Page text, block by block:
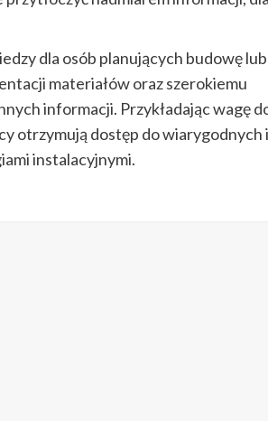
dla osób planujących budowę lub
materiałów oraz szerokiemu
informacji. Przykładając wagę
otrzymują dostęp do wiarygodnych i
instalacyjnymi.